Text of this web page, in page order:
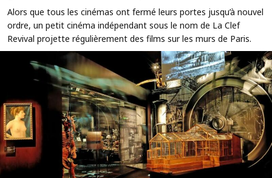
Alors que tous les cinémas ont fermé leurs portes jusqu’à nouvel
ordre, un petit cinéma indépendant sous le nom de La Clef
Revival projette régulièrement des films sur les murs de Paris.